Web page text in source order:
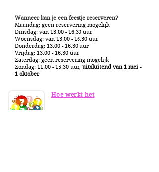
Wanneer kan je een feestje reserveren?
Maandag: geen reservering mogelijk
Dinsdag: van 13.00 - 16.30 uur
Woensdag: van 13.00 - 16.30 uur
Donderdag: 13.00 - 16.30 uur
Vrijdag: 13.00 - 16.30 uur
Zaterdag: geen reservering mogelijk
Zondag: 11.00 - 15.30 uur, uitsluitend van 1 mei -
1 oktober
Hoe werkt het